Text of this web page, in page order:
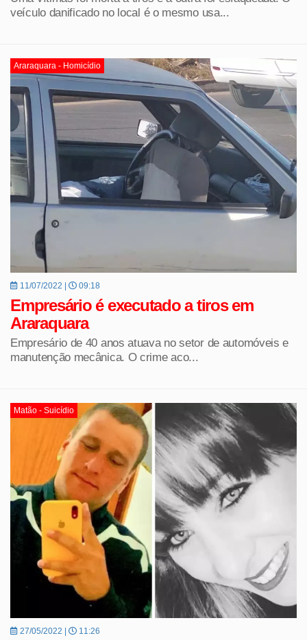
veículo danificado no local é o mesmo usa...
Araraquara - Homicídio
11/07/2022 | 09:18
Empresário é executado a tiros em
Araraquara
Empresário de 40 anos atuava no setor de automóveis e
manutenção mecânica. O crime aco...
Matão - Suicídio
27/05/2022 | 11:26